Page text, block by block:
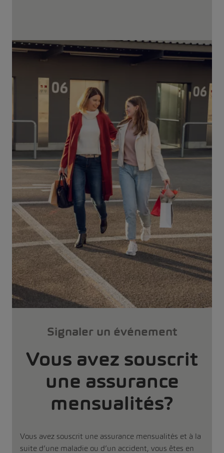
Signaler un événement
Vous avez souscrit
une assurance
mensualités?
Vous avez souscrit une assurance mensualités et à la
suite d’une maladie ou d’un accident, vous êtes en